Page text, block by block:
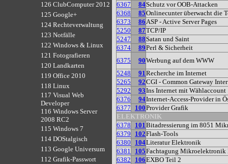
126 ClubComputer 2012
125 Google+
124 Rechteverwaltung
123 Notfälle
122 Windows & Linux
121 Fotografieren
120 Landkarten
119 Office 2010
118 Linux
117 Visual Web
Developer
116 Windows Server
2008 RC2
115 Windows 7
114 DOStalgisch
113 Google Universum
112 Grafik-Passwort
6367
84Schutz vor OOB-Attacken
6368
85Onlinecunter überwacht die
6373
86ASP - Active Server Pages
5250
87TCP/IP
5247
88Satan und Saint
6374
89Perl & Sicherheit
6375
90Werbung auf dem WWW
5248
91Recherche im Internet
5265
92CGI - Common Gateway
5292
93Ins Internet mit Wählaccount
6376
94Internet-Access-Provider in
6377
100Provider Grafik
ELEKTRONIK
6378
101Bitadressierung im 8051
6379
102Flash-Tools
6380
104Literatur Elektronik
6381
105Fachtagung Mikroelektronik
6382
106EXBO Teil 2